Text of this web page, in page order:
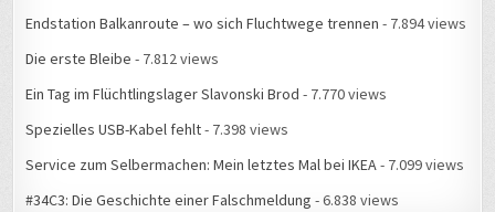
Endstation Balkanroute – wo sich Fluchtwege trennen - 7.894 views
Die erste Bleibe - 7.812 views
Ein Tag im Flüchtlingslager Slavonski Brod - 7.770 views
Spezielles USB-Kabel fehlt- 7.398 views
Service zum Selbermachen: Mein letztes Mal bei IKEA- 7.099 views
#34C3: Die Geschichte einer Falschmeldung - 6.838 views